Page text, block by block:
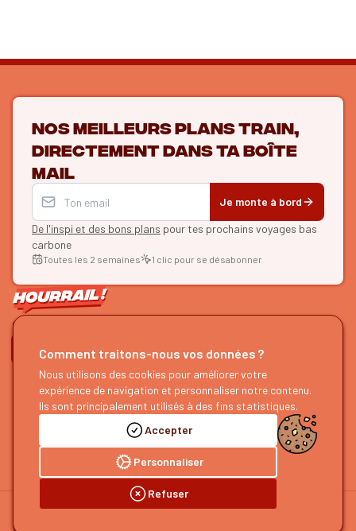
Nos meilleurs plans train,
directement dans ta boîte
mail
Je monte à bord
De l'inspi et des bons plans pour tes prochains voyages bas
carbone
Toutes les 2 semaines 1 clic pour se désabonner
ON SE SUIT ?
HOURRAIL !
À propos
Devenir partenaire
Nous faire un retour
EXPLORER
Recherche d'itinéraires
Nos guides
Notre blog
Notre podcast
Mentions légales
Accepter
Personnaliser
Refuser
Comment traitons-nous vos données ?
Nous utilisons des cookies pour améliorer votre
expérience de navigation et personnaliser notre contenu.
Ils sont principalement utilisés à des fins statistiques.